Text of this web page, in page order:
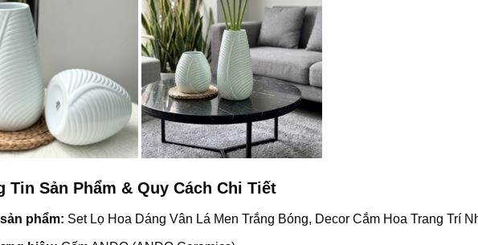
Tin Sản Phẩm & Quy Cách Chi Tiết
phẩm: Set Lọ Hoa Dáng Vân Lá Men Trắng Bóng, Decor Cắm Hoa Trang Trí